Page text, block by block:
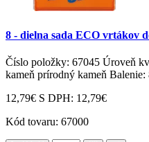
8 - dielna sada ECO vrtákov
Číslo položky: 67045 Úroveň
kameň prírodný kameň Balenie:
12,79€ S DPH: 12,79€
Kód tovaru: 67000